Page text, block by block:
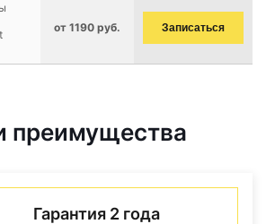
от 1190 руб. Записаться
преимущества
Гарантия 2 года